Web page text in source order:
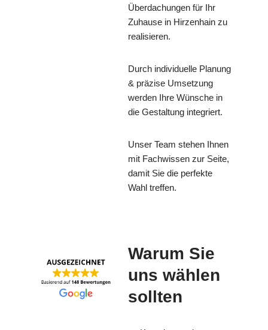
Überdachungen für Ihr
Zuhause in Hirzenhain zu
realisieren.
Durch individuelle Planung
& präzise Umsetzung
werden Ihre Wünsche in
die Gestaltung integriert.
Unser Team stehen Ihnen
mit Fachwissen zur Seite,
damit Sie die perfekte
Wahl treffen.
Warum Sie
uns wählen
sollten